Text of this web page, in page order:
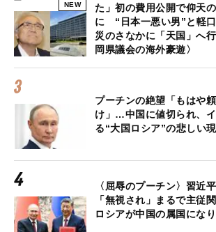
NEW
た」初の費用公開で仰天
に “日本一悪い男”と軽
災のさなかに「天国」へ
岡県議会の海外豪遊〉
プーチンの絶望「もはや
け」…中国に値切られ、
る“大国ロシア”の悲しい
〈屈辱のプーチン〉習近
「無視され」まるで主従
ロシアが中国の属国にな